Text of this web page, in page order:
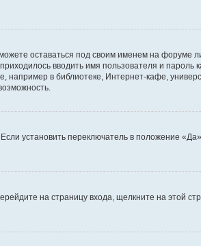
оставаться под своим именем на форуме
вводить имя пользователя и
в библиотеке, Интернет-кафе,
установить переключатель в положение
на страницу входа, щелкните на этой